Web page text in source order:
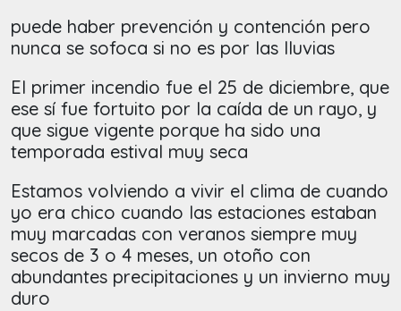
puede haber prevención y contención pero
nunca se sofoca si no es por las lluvias
El primer incendio fue el 25 de diciembre, que
ese sí fue fortuito por la caída de un rayo, y
que sigue vigente porque ha sido una
temporada estival muy seca
Estamos volviendo a vivir el clima de cuando
yo era chico cuando las estaciones estaban
muy marcadas con veranos siempre muy
secos de 3 o 4 meses, un otoño con
abundantes precipitaciones y un invierno muy
duro